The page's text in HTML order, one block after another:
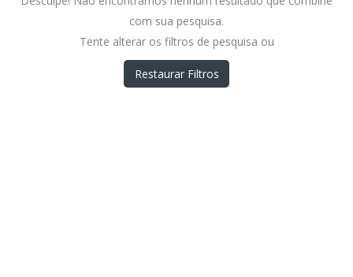
com sua pesquisa.
Tente alterar os filtros de pesquisa ou
Restaurar Filtros